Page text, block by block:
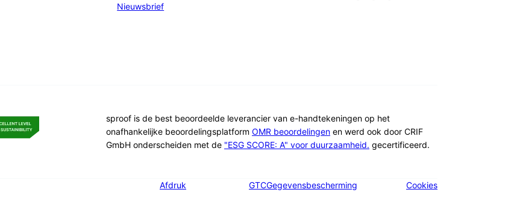
Nieuwsbrief
sproof is de best beoordeelde leverancier van e-handtekeningen op het
onafhankelijke beoordelingsplatform OMR beoordelingen en werd ook door CRIF
GmbH onderscheiden met de "ESG SCORE: A" voor duurzaamheid. gecertificeerd.
Afdruk GTCGegevensbescherming Cookies